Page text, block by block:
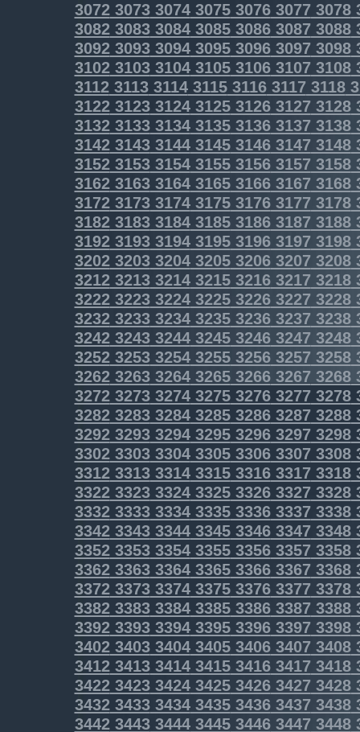
3072307330743075307630773078
3082308330843085308630873088
3092309330943095309630973098
3102310331043105310631073108
311231133114311531163117 3118
312231233124312531263127 3128
313231333134313531363137 3138
314231433144314531463147 3148
315231533154315531563157 3158
316231633164316531663167 3168
317231733174317531763177 3178
318231833184318531863187 3188
319231933194319531963197 3198
320232033204320532063207 3208
321232133214321532163217 3218
322232233224322532263227 3228
323232333234323532363237 3238
324232433244324532463247 3248
325232533254325532563257 3258
326232633264326532663267 3268
3272327332743275327632773278
3282328332843285328632873288
3292329332943295329632973298
3302330333043305330633073308
3312331333143315331633173318
3322332333243325332633273328
3332333333343335333633373338
3342334333443345334633473348
3352335333543355335633573358
3362336333643365336633673368
3372337333743375337633773378
3382338333843385338633873388
3392339333943395339633973398
3402340334043405340634073408
3412341334143415341634173418
342234233424342534263427 3428
343234333434343534363437 3438
344234433444344534463447 3448